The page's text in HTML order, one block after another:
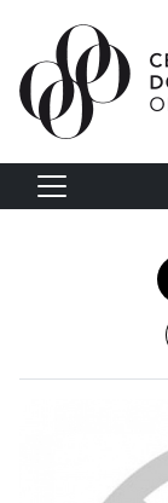
Vés al contingut
Navegació